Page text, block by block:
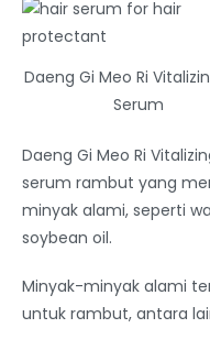
Daeng Gi Meo Ri
Serum
Daeng Gi Meo Ri
serum rambut yang
minyak alami, seperti
soybean oil.
Minyak-minyak alami
untuk rambut, antara